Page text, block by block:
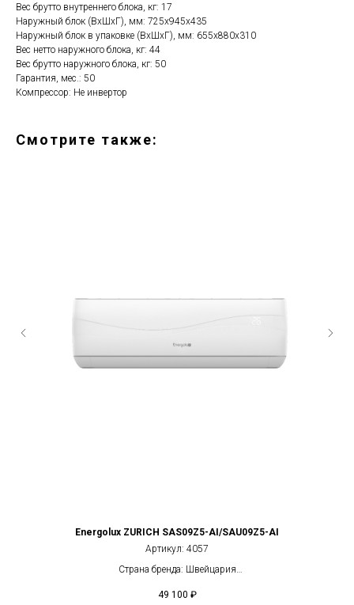
Вес брутто внутреннего блока, кг: 17
Наружный блок (ВхШхГ), мм: 725х945х435
Наружный блок в упаковке (ВхШхГ), мм: 655х880х310
Вес нетто наружного блока, кг: 44
Вес брутто наружного блока, кг: 50
Гарантия, мес.: 50
Компрессор: Не инвертор
Смотрите также:
Energolux ZURICH SAS09Z5-AI/SAU09Z5-AI
Артикул: 4057
Страна бренда: Швейцария
Площадь: 25 м
49 100 ₽